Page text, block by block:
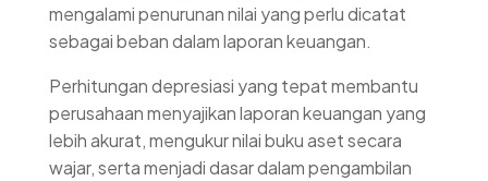
mengalami penurunan nilai yang perlu dicatat
sebagai beban dalam laporan keuangan.
Perhitungan depresiasi yang tepat membantu
perusahaan menyajikan laporan keuangan yang
lebih akurat, mengukur nilai buku aset secara
wajar, serta menjadi dasar dalam pengambilan